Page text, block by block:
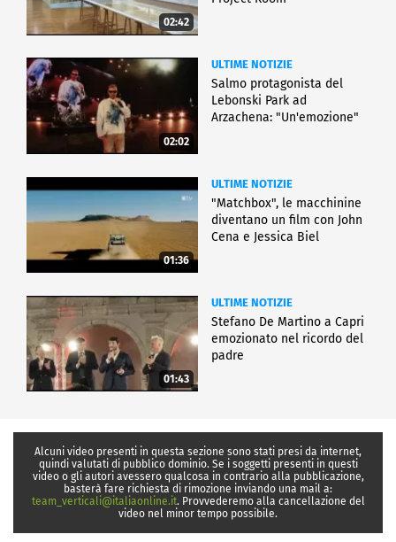
02:42
02:02
ULTIME NOTIZIE
Salmo protagonista del
Lebonski Park ad
Arzachena: "Un'emozione"
01:36
ULTIME NOTIZIE
"Matchbox", le macchinine
diventano un film con John
Cena e Jessica Biel
01:43
ULTIME NOTIZIE
Stefano De Martino a Capri
emozionato nel ricordo del
padre
Alcuni video presenti in questa sezione sono stati presi da internet,
quindi valutati di pubblico dominio. Se i soggetti presenti in questi
video o gli autori avessero qualcosa in contrario alla pubblicazione,
basterà fare richiesta di rimozione inviando una mail a:
team_verticali@italiaonline.it. Provvederemo alla cancellazione del
video nel minor tempo possibile.